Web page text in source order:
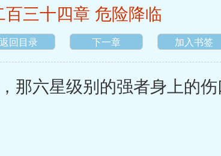
百三十四章 危险降临
返回目录 下一章 加入书签
六星级别的强者身上的伤